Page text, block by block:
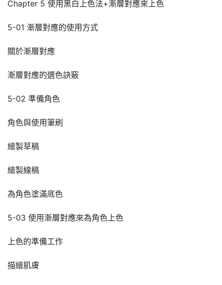
Chapter 5 使用黑白上色法+漸層對應來上色
5-01 漸層對應的使用方式
關於漸層對應
漸層對應的選色訣竅
5-02 準備角色
角色與使用筆刷
繪製草稿
繪製線稿
為角色塗滿底色
5-03 使用漸層對應來為角色上色
上色的準備工作
描繪肌膚